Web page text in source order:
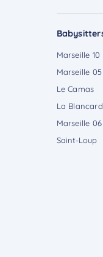
Marseille 10
Marseille 05
Le Camas
La
Marseille 06
Saint-Loup